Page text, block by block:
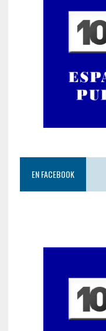
EN FACEBOOK